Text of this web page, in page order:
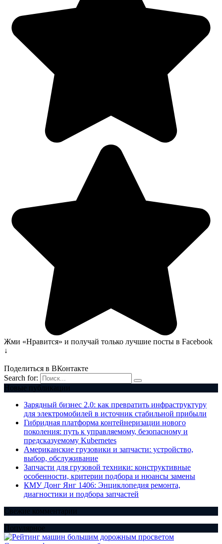
Жми «Нравится» и получай только лучшие посты в Facebook
↓
Поделиться в ВКонтакте
Search for:
Новые публикации
Зарядный бизнес 2.0: как превратить инфраструктуру
для электромобилей в источник стабильной прибыли
Гибридная платформа контейнеризации нового
поколения: путь к управляемому, безопасному и
предсказуемому Kubernetes
Американские грузовики и запчасти: устройство,
выбор, обслуживание
Запчасти для грузовой техники: конструктивные
особенности, критерии подбора и нюансы замены
КМУ Донг Янг 1406: Энциклопедия ремонта,
диагностики и подбора запчастей
Свежие комментарии
Популярное